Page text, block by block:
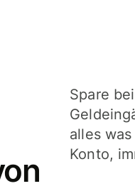
Spare
alles
Konto,